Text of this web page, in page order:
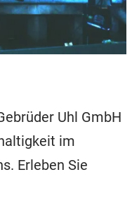
Uhl GmbH
im
Erleben Sie